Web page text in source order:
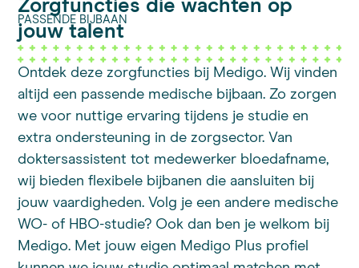
PASSENDE BIJBAAN
Zorgfuncties die wachten op
jouw talent
Ontdek deze zorgfuncties bij Medigo. Wij vinden
altijd een passende medische bijbaan. Zo zorgen
we voor nuttige ervaring tijdens je studie en
extra ondersteuning in de zorgsector. Van
doktersassistent tot medewerker bloedafname,
wij bieden flexibele bijbanen die aansluiten bij
jouw vaardigheden. Volg je een andere medische
WO- of HBO-studie? Ook dan ben je welkom bij
Medigo. Met jouw eigen Medigo Plus profiel